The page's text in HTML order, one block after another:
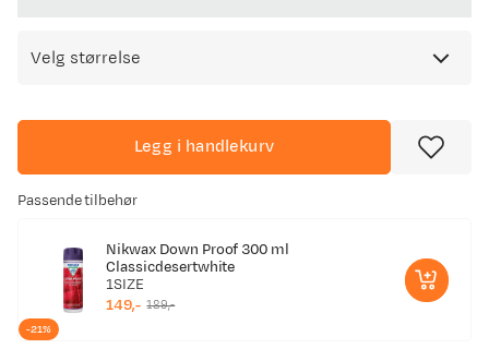
Velg størrelse
Legg i handlekurv
Passende tilbehør
Nikwax Down Proof 300 ml
Classicdesertwhite
1SIZE
discounted
149,-
original
189,-
-21%